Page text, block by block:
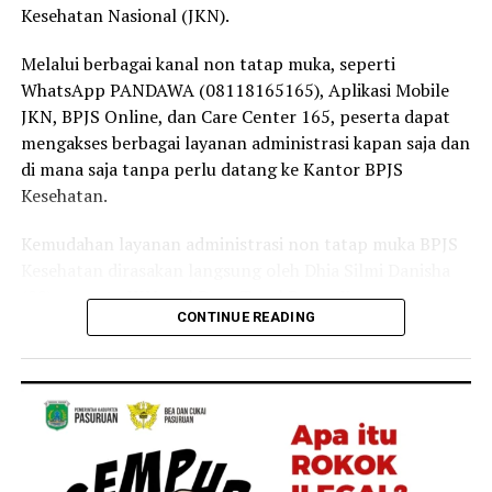
yang sangat besar, terutama dalam memastikan
masyarakat tetap dapat mengakses layanan kesehatan
tanpa terkendala biaya,” ujar Linda.
Selain sebagai tenaga kesehatan, Linda juga merasakan
langsung manfaat Program JKN dalam kehidupan
keluarganya.
ringan, seperti batuk dan pilek.
“Keluarga saya juga merasakan langsung manfaat
Program JKN. Saat mengalami keluhan ringan seperti
batuk atau pilek, kami dapat segera memeriksakan diri
dan memperoleh pelayanan kesehatan yang dibutuhkan.
Kehadiran Program JKN membuat kami merasa lebih
Kesehatan Nasional (JKN).
Melalui berbagai kanal non tatap muka, seperti
WhatsApp PANDAWA (08118165165), Aplikasi Mobile
JKN, BPJS Online, dan Care Center 165, peserta dapat
mengakses berbagai layanan administrasi kapan saja dan
di mana saja tanpa perlu datang ke Kantor BPJS
Kesehatan.
Kemudahan layanan administrasi non tatap muka BPJS
(22), peserta JKN asal Desa Tegal Besar, Kecamatan
Kaliwates, Kabupaten Jember.
membantunya mengurus kebutuhan administrasi
kepesertaan secara praktis tanpa harus datang ke
Kantor BPJS Kesehatan.
CONTINUE READING